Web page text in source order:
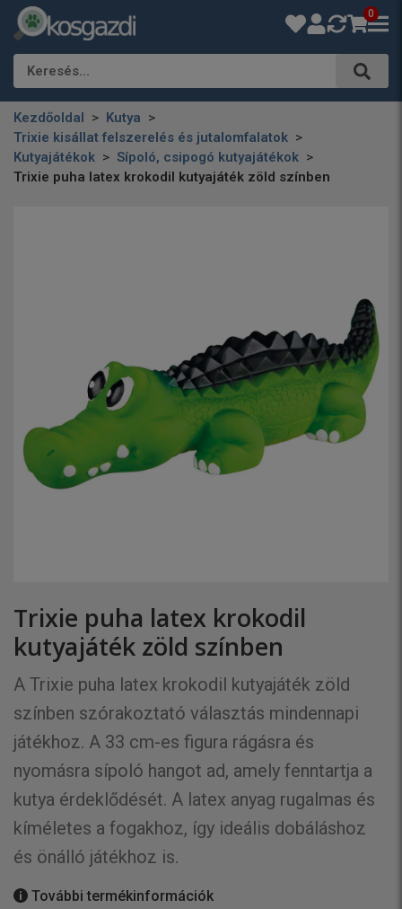
0
Keresés…
Kezdőoldal
Kutya
Trixie kisállat felszerelés és jutalomfalatok
Kutyajátékok
Sípoló, csipogó kutyajátékok
Trixie puha latex krokodil kutyajáték zöld színben
Trixie puha latex krokodil
kutyajáték zöld színben
A Trixie puha latex krokodil kutyajáték zöld
színben szórakoztató választás mindennapi
játékhoz. A 33 cm-es figura rágásra és
nyomásra sípoló hangot ad, amely fenntartja a
kutya érdeklődését. A latex anyag rugalmas és
kíméletes a fogakhoz, így ideális dobáláshoz
és önálló játékhoz is.
További termékinformációk